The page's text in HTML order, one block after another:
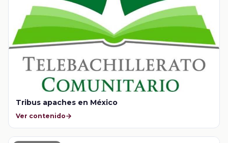
Tribus apaches en México
Ver contenido